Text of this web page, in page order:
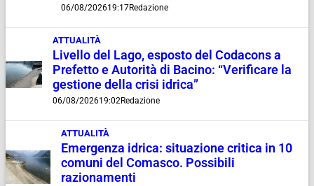
06/08/202619:17Redazione
ATTUALITÀ
Livello del Lago, esposto del Codacons a
Prefetto e Autorità di Bacino: “Verificare la
gestione della crisi idrica”
06/08/202619:02Redazione
ATTUALITÀ
Emergenza idrica: situazione critica in 10
comuni del Comasco. Possibili
razionamenti